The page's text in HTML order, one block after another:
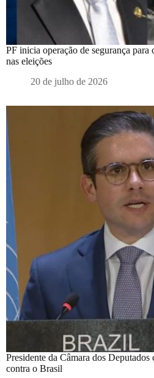
PF inicia operação de segurança para
nas eleições
20 de julho de 2026
Presidente da Câmara dos
contra o Brasil